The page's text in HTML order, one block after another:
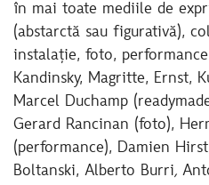
în mai toate mediile de
(abstarctă sau figurativă),
instalație, foto,
Kandinsky, Magritte, Ernst,
Marcel Duchamp
Gerard Rancinan (foto),
(performance), Damien
Boltanski, Alberto Burri,